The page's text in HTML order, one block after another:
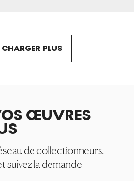
CHARGER PLUS
ŒUVRES
de collectionneurs.
suivez la demande